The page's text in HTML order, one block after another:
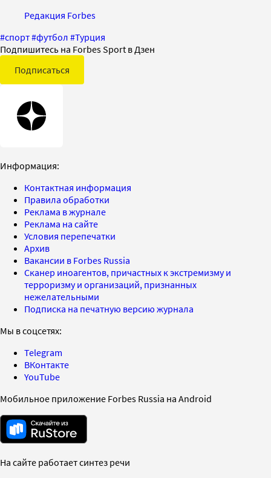
Редакция Forbes
#спорт#футбол #Турция
Подпишитесь на Forbes Sport в Дзен
Подписаться
Информация:
Контактная информация
Правила обработки
Реклама в журнале
Реклама на сайте
Условия перепечатки
Архив
Вакансии в Forbes Russia
Сканер иноагентов, причастных к экстремизму и
терроризму и организаций, признанных
нежелательными
Подписка на печатную версию журнала
Мы в соцсетях:
Telegram
ВКонтакте
YouTube
Мобильное приложение Forbes Russia на Android
На сайте работает синтез речи